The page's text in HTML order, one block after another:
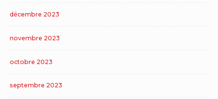
décembre 2023
novembre 2023
octobre 2023
septembre 2023